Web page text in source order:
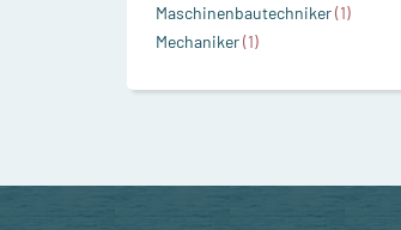
Maschinenbautechniker(1)
Mechaniker(1)